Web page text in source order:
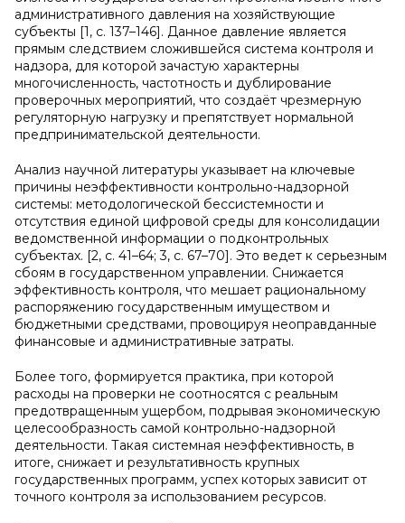
административного давления на хозяйствующие
субъекты [1, с. 137–146]. Данное давление является
прямым следствием сложившейся система контроля и
надзора, для которой зачастую характерны
многочисленность, частотность и дублирование
проверочных мероприятий, что создаёт чрезмерную
регуляторную нагрузку и препятствует нормальной
предпринимательской деятельности.
Анализ научной литературы указывает на ключевые
причины неэффективности контрольно-надзорной
системы: методологической бессистемности и
отсутствия единой цифровой среды для консолидации
ведомственной информации о подконтрольных
субъектах. [2, с. 41–64; 3, с. 67–70]. Это ведет к серьезным
сбоям в государственном управлении. Снижается
эффективность контроля, что мешает рациональному
распоряжению государственным имуществом и
бюджетными средствами, провоцируя неоправданные
финансовые и административные затраты.
Более того, формируется практика, при которой
расходы на проверки не соотносятся с реальным
предотвращенным ущербом, подрывая экономическую
целесообразность самой контрольно-надзорной
деятельности. Такая системная неэффективность, в
итоге, снижает и результативность крупных
государственных программ, успех которых зависит от
точного контроля за использованием ресурсов.